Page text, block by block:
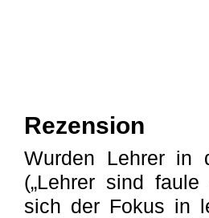
Rezension
Wurden Lehrer in
(„Lehrer sind
sich der Fokus in